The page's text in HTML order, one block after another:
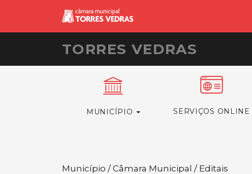
TORRES VEDRAS
MUNICÍPIO SERVIÇOS ONLINE
Município / Câmara Municipal / Editais